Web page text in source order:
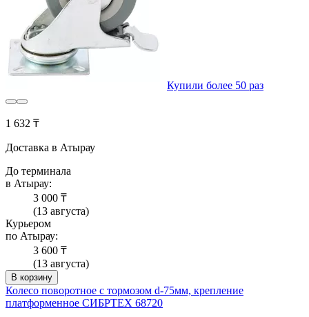
Купили более 50 раз
1 632 ₸
Доставка в Атырау
До терминала
в Атырау:
3 000 ₸
(13 августа)
Курьером
по Атырау:
3 600 ₸
(13 августа)
В корзину
Колесо поворотное с тормозом d-75мм, крепление
платформенное СИБРТЕХ 68720